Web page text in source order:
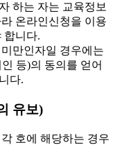
하는 자는 교육정보
온라인신청을 이용
합니다.
만인자일 경우에는
등)의 동의를 얻어
다.
유보)
호에 해당하는 경우